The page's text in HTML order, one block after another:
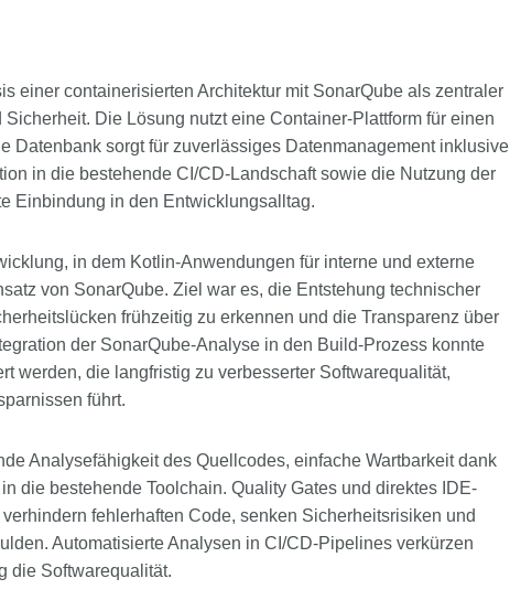
einer containerisierten Architektur mit SonarQube als zentraler
Die Lösung nutzt eine Container-Plattform für einen
Datenbank sorgt für zuverlässiges Datenmanagement inklusive
in die bestehende CI/CD-Landschaft sowie die Nutzung der
Einbindung in den Entwicklungsalltag.
in dem Kotlin-Anwendungen für interne und externe
von SonarQube. Ziel war es, die Entstehung technischer
frühzeitig zu erkennen und die Transparenz über
der SonarQube-Analyse in den Build-Prozess konnte
werden, die langfristig zu verbesserter Softwarequalität,
führt.
Analysefähigkeit des Quellcodes, einfache Wartbarkeit dank
die bestehende Toolchain. Quality Gates und direktes IDE-
fehlerhaften Code, senken Sicherheitsrisiken und
Automatisierte Analysen in CI/CD-Pipelines verkürzen
die Softwarequalität.